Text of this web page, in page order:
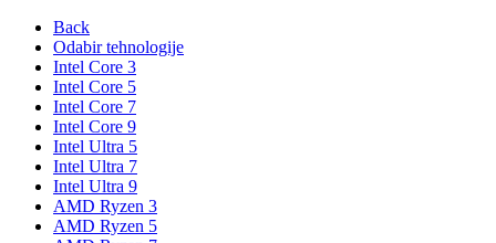
Back
Odabir tehnologije
Intel Core 3
Intel Core 5
Intel Core 7
Intel Core 9
Intel Ultra 5
Intel Ultra 7
Intel Ultra 9
AMD Ryzen 3
AMD Ryzen 5